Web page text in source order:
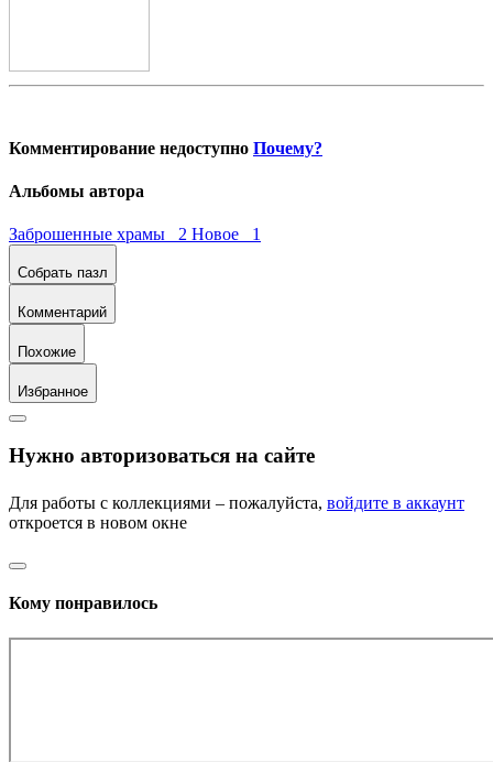
Комментирование недоступно Почему?
Альбомы автора
Заброшенные храмы 2 Новое 1
Собрать пазл
Комментарий
Похожие
Избранное
Нужно авторизоваться на сайте
Для работы с коллекциями – пожалуйста, войдите в аккаунт
откроется в новом окне
Кому понравилось